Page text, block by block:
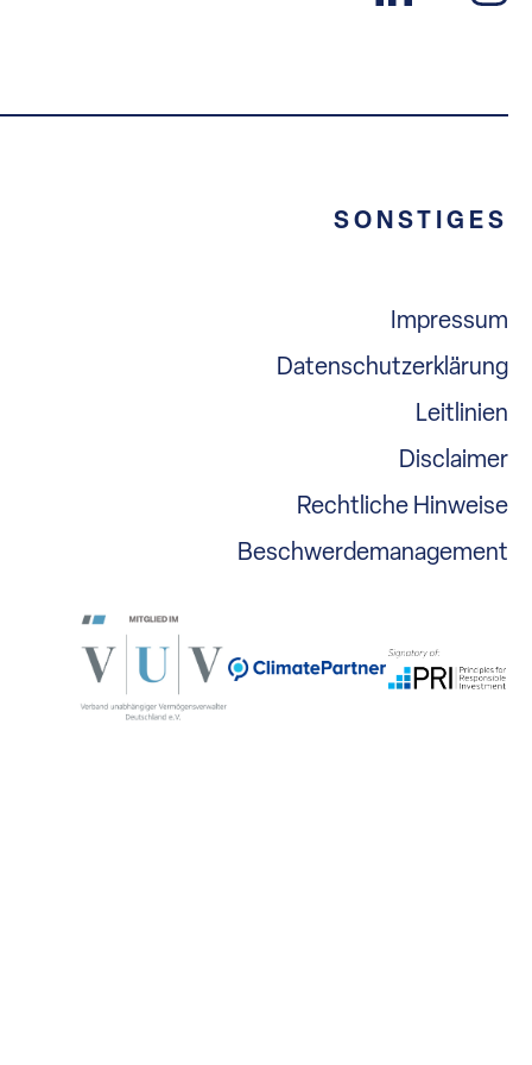
SONSTIGES
Impressum
Datenschutzerklärung
Leitlinien
Disclaimer
Rechtliche Hinweise
Beschwerdemanagement